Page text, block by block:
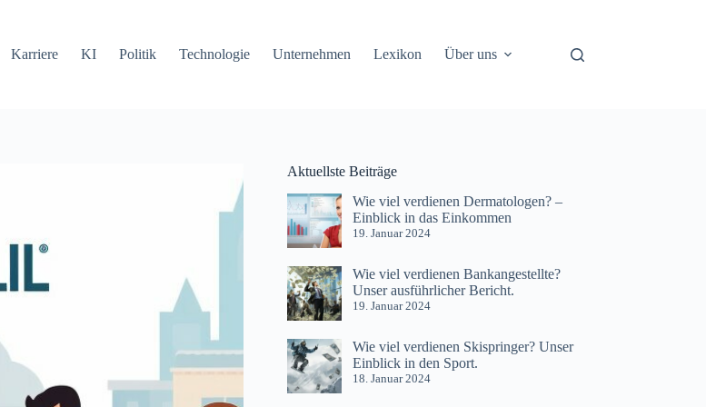
Karriere KI Politik Technologie Unternehmen Lexikon Über uns
Aktuellste Beiträge
Wie viel verdienen Dermatologen? –
Einblick in das Einkommen
19. Januar 2024
Wie viel verdienen Bankangestellte?
Unser ausführlicher Bericht.
19. Januar 2024
Wie viel verdienen Skispringer? Unser
Einblick in den Sport.
18. Januar 2024